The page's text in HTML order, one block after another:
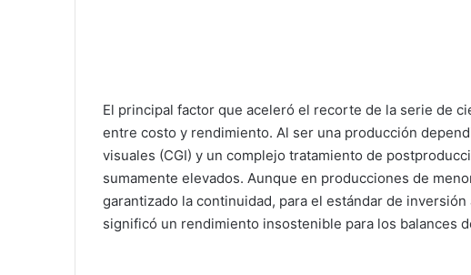
El principal factor que aceleró el recorte de la serie de
entre costo y rendimiento. Al ser una producción
visuales (CGI) y un complejo tratamiento de
sumamente elevados. Aunque en producciones de
garantizado la continuidad, para el estándar de
significó un rendimiento insostenible para los balances